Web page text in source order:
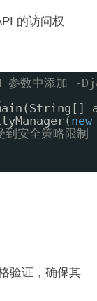
的访问权
参数中添加
new
安全策略限制
验证，确保其